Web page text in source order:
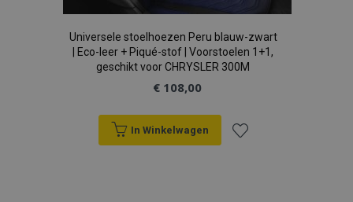
Universele stoelhoezen Peru blauw-zwart
| Eco-leer + Piqué-stof | Voorstoelen 1+1,
geschikt voor CHRYSLER 300M
€ 108,00
In Winkelwagen